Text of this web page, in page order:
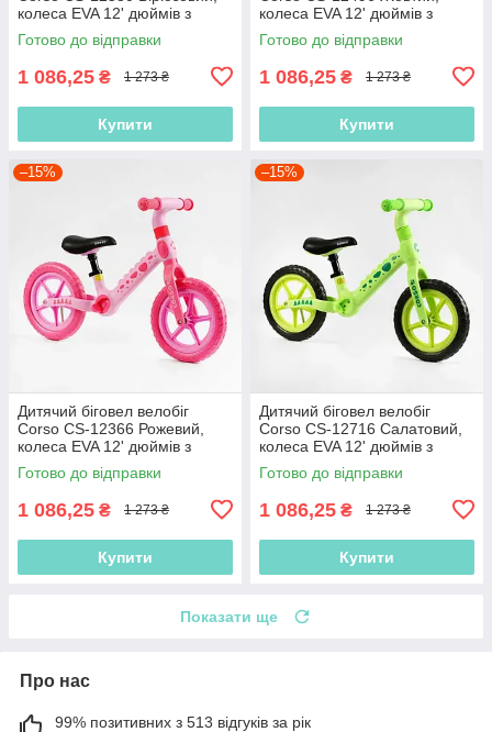
колеса EVA 12' дюймів з
нейлоновою рамою та
вилкою
Готово до відправки
1 086,25 ₴ 1 273 ₴
Купити
колеса EVA 12' дюймів з
нейлоновою рамою та
вилкою
Готово до відправки
1 086,25 ₴ 1 273 ₴
Купити
–15%
Дитячий біговел велобіг
Corso CS-12366 Рожевий,
колеса EVA 12' дюймів з
нейлоновою рамою та
вилкою
Готово до відправки
1 086,25 ₴ 1 273 ₴
Купити
–15%
Дитячий біговел велобіг
Corso CS-12716 Салатовий,
колеса EVA 12' дюймів з
нейлоновою рамою та
вилкою
Готово до відправки
1 086,25 ₴ 1 273 ₴
Купити
Показати ще
Про нас
99% позитивних з 513 відгуків за рік